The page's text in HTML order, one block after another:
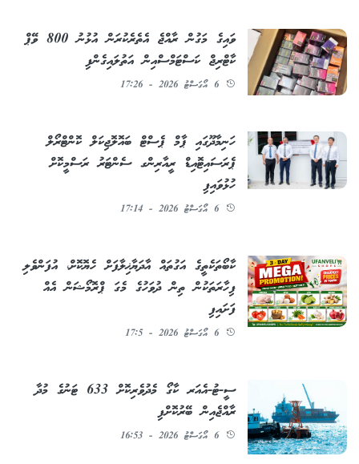
ވައިގެ މަގުން ރާއްޖެ އެތެރެކުރަން އުޅުނު 800 ވޭޕް
ކާޓްރިޖް ކަސްޓަމްސްއިން އަތުލައިގެންފި
6 އޯގަސްޓު 2026 - 17:26
ހަނިމާދޫގައި ޕާމް ޕެސްޓް ބައޮލޮޖިކަލް ކޮންޓްރޯލް
ޕެރަސައިޓޮއިޑް ރީއާރިންގ ސެންޓަރު ރަސްމީކޮށް
ހުޅުވައިފި
6 އޯގަސްޓު 2026 - 17:14
ކާބޯތަކެތީގެ އަގުތައް އާދަޔާޚިލާފަށް ހެޔޮކޮށް، އުފަންވެލި
ފިހާރަތަކުން ތިން ދުވަހުގެ މެގަ ޕްރޮމޯޝަން އެއް
ފަށައިފި
6 އޯގަސްޓު 2026 - 17:5
ސީ-ޓު-އެއަރ ކާގޯ މެދުވެރިކޮށް 633 ޓަނުގެ މުދާ
ރާއްޖެއިން ބޭރުކޮށްފި
6 އޯގަސްޓު 2026 - 16:53